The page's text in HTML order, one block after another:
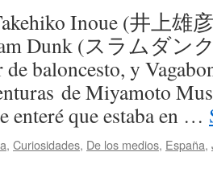
Inoue (井上雄
Dunk (スラムダン
de baloncesto, y
de Miyamoto
enteré que estaba en …
, Curiosidades, De los medios, España,